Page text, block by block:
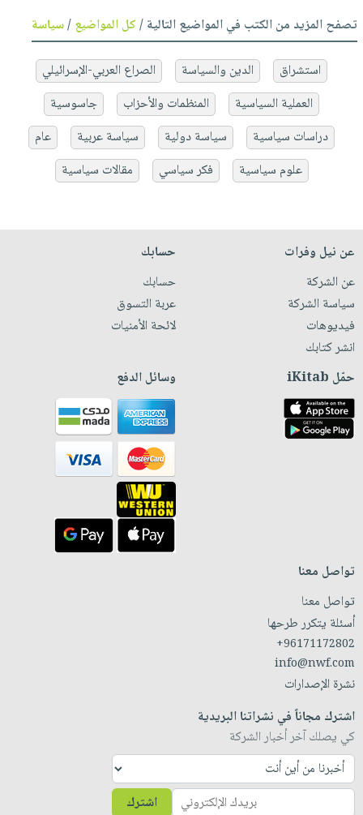
تصفح المزيد من الكتب في المواضيع التالية /كل المواضيع/سياسة
استشراق الدين والسياسة
الصراع العربي-الإسرائيلي
العملية السياسية
المنظمات والأحزاب
جاسوسية
دراسات سياسية
سياسة دولية سياسة عربية
عام
علوم سياسية
فكر سياسي مقالات سياسية
عن نيل وفرات
عن الشركة
سياسة الشركة
فيديوهات
انشر كتابك
حسابك
حسابك
عربة التسوق
لائحة الأمنيات
حمّل iKitab وسائل الدفع
تواصل معنا
تواصل معنا
أسئلة يتكرر طرحها
+96171172802
info@nwf.com
نشرة الإصدارات
اشترك مجاناً في نشراتنا البريدية
كي يصلك آخر أخبار الشركة
اشترك